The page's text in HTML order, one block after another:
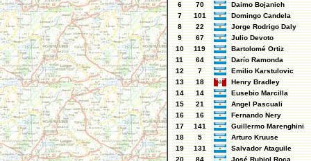
6
70
Daimo Bojanich
7
101
Domingo Candela
8
22
Jorge Rodrigo Daly
9
67
Julio Devoto
10
119
Bartolomé Ortiz
11
64
Darío Ramonda
12
7
Emilio Karstulovic
13
18
Henry Bradley
14
14
Eusebio Marcilla
15
21
Angel Pascuali
16
16
Fernando Nery
17
141
Guillermo Marenghini
18
5
Arturo Kruuse
19
131
Salvador Ataguile
20
84
José Rubiol Roca